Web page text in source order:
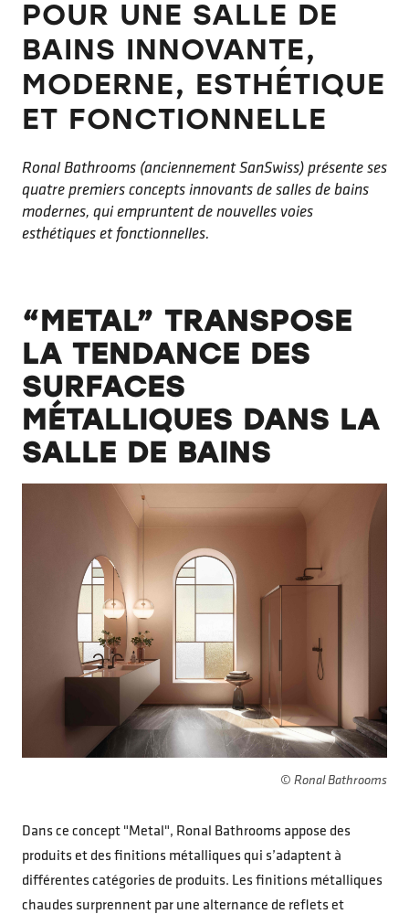
POUR UNE SALLE DE
BAINS INNOVANTE,
MODERNE, ESTHÉTIQUE
ET FONCTIONNELLE
Ronal Bathrooms (anciennement SanSwiss) présente ses
quatre premiers concepts innovants de salles de bains
modernes, qui empruntent de nouvelles voies
esthétiques et fonctionnelles.
“METAL” TRANSPOSE
LA TENDANCE DES
SURFACES
MÉTALLIQUES DANS LA
SALLE DE BAINS
© Ronal Bathrooms
Dans ce concept "Metal", Ronal Bathrooms appose des
produits et des finitions métalliques qui s’adaptent à
différentes catégories de produits. Les finitions métalliques
chaudes surprennent par une alternance de reflets et